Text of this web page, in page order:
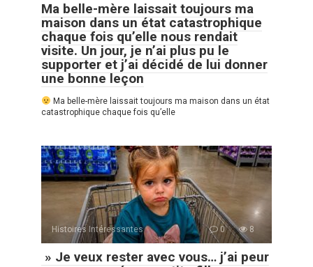
Ma belle-mère laissait toujours ma
maison dans un état catastrophique
chaque fois qu’elle nous rendait
visite. Un jour, je n’ai plus pu le
supporter et j’ai décidé de lui donner
une bonne leçon
Ma belle-mère laissait toujours ma maison dans un état
catastrophique chaque fois qu’elle
Histoires Intéressantes 0 8
» Je veux rester avec vous… j’ai peur